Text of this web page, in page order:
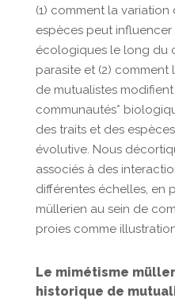
(1) comment la variation
espèces peut
écologiques le long du
parasite et (2) comment
de mutualistes
communautés*
des traits et des
évolutive. Nous
associés à des
différentes échelles, en
müllerien au sein de
proies comme
Le mimétisme
historique de